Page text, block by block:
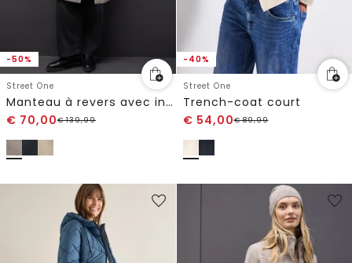
-50%
Street One
Manteau à revers avec incrustation
€ 70,00€139,99
-40%
Street One
Trench-coat court
€ 54,00€89,99